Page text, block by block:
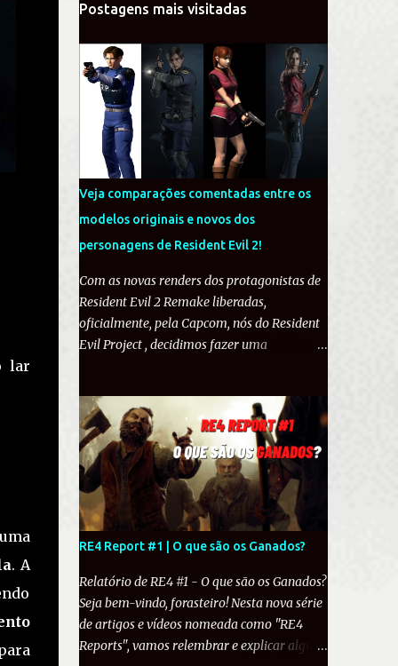
lar
. A
Postagens mais visitadas
Veja comparações comentadas entre os
modelos originais e novos dos
personagens de Resident Evil 2!
Com as novas renders dos protagonistas de
Resident Evil 2 Remake liberadas,
oficialmente, pela Capcom, nós do Resident
Evil Project , decidimos fazer uma
entre eles. LEON S. KENNEDY: O policial de
21 anos teve bastante mudanças entre o
original e o Remake. Para começar, o cabelo
de Leon foi estilizado de forma que ficasse
mais fiel aos modelos de Resident Evil 4 e
Resident Evil 6 . No original, o uniforme de
Leon é formado por uma camisa branca de
manga comprida, calça azul, botas de couro
pretas com o uniforme do RPD por cima. O
uniforme tem um colete básico e um cinto
sem quaisquer acessórios a não ser um
coldre de coxa e cotoveleiras. O peito e os
RE4 Report #1 | O que são os Ganados?
Relatório de RE4 #1 - O que são os Ganados?
Seja bem-vindo, forasteiro! Nesta nova série
de artigos e vídeos nomeada como "RE4
Reports", vamos relembrar e explicar alguns